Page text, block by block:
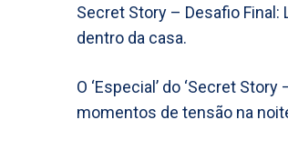
Secret Story – Desafio
dentro da casa.
O ‘Especial’ do ‘Secret
momentos de tensão na